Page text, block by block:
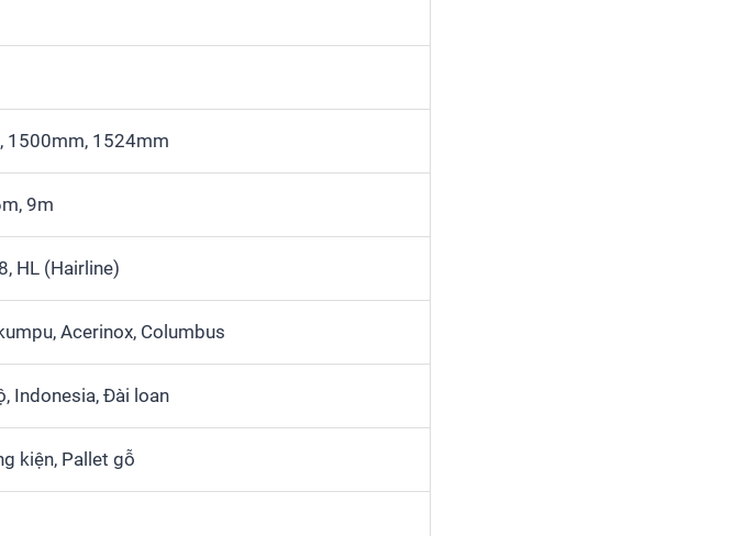
1500mm, 1524mm
9m
HL (Hairline)
Acerinox, Columbus
Indonesia, Đài loan
kiện, Pallet gỗ